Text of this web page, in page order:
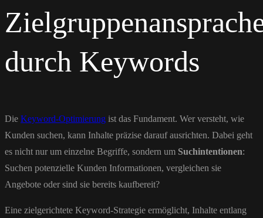
durch Keywords
Die Keyword-Optimierung ist das Fundament. Wer versteht, wie
Kunden suchen, kann Inhalte präzise darauf ausrichten. Dabei geht
es nicht nur um einzelne Begriffe, sondern um Suchintentionen:
Suchen potenzielle Kunden Informationen, vergleichen sie
Angebote oder sind sie bereits kaufbereit?
Eine zielgerichtete Keyword-Strategie ermöglicht, Inhalte entlang